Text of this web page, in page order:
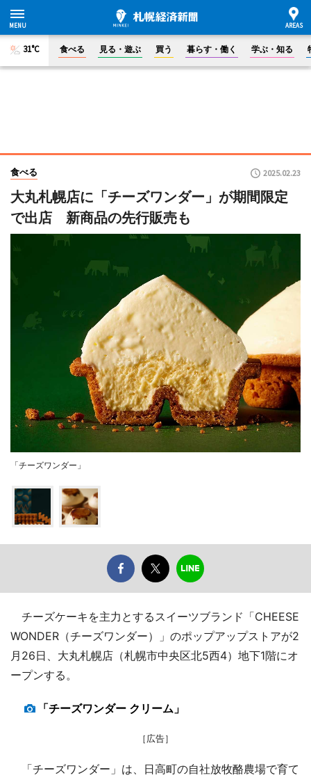
31°C 食べる 見る・遊ぶ 買う 暮らす・働く 学ぶ・知る
食べる 2025.02.23
大丸札幌店に「チーズワンダー」が期間限定
で出店 新商品の先行販売も
「チーズワンダー」
チーズケーキを主力とするスイーツブランド「CHEESE
WONDER（チーズワンダー）」のポップアップストアが2
月26日、大丸札幌店（札幌市中央区北5西4）地下1階にオ
ープンする。
「チーズワンダー クリーム」
［広告］
「チーズワンダー」は、日高町の自社放牧酪農場で育て